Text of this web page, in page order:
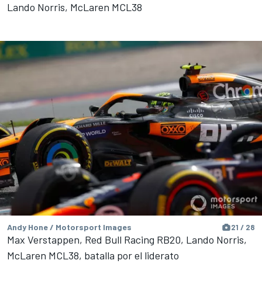
Lando Norris, McLaren MCL38
Andy Hone / Motorsport Images 21 / 28
Max Verstappen, Red Bull Racing RB20, Lando Norris,
McLaren MCL38, batalla por el liderato